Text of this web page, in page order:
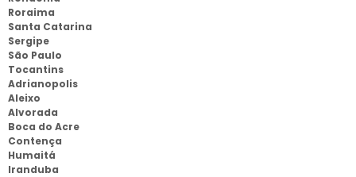
Roraima
Santa Catarina
Sergipe
São Paulo
Tocantins
Adrianopolis
Aleixo
Alvorada
Boca do Acre
Contença
Humaitá
Iranduba